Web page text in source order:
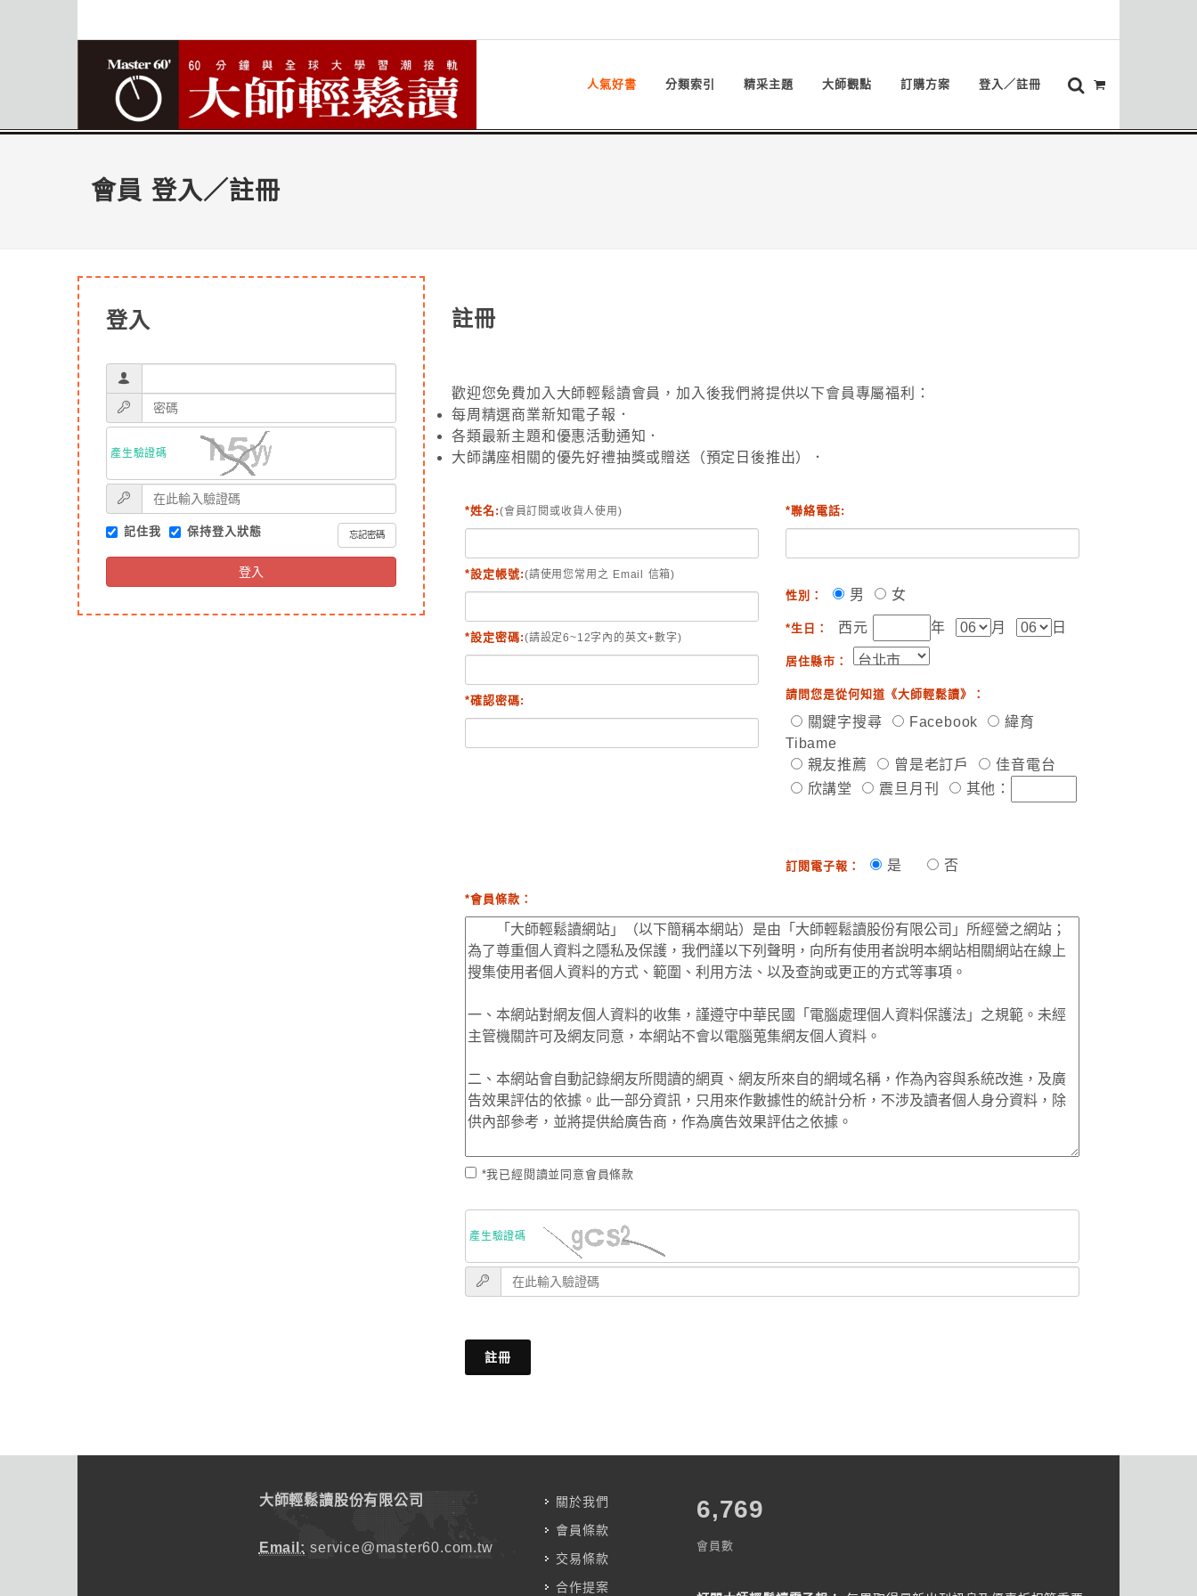
人氣好書 分類索引 精采主題 大師觀點 訂購方案 登入／註冊
會員 登入／註冊
登入
產生驗證碼
記住我 保持登入狀態 忘記密碼
登入
註冊
歡迎您免費加入大師輕鬆讀會員，加入後我們將提供以下會員專屬福利：
每周精選商業新知電子報．
各類最新主題和優惠活動通知．
大師講座相關的優先好禮抽獎或贈送（預定日後推出）．
*姓名:(會員訂閱或收貨人使用)
*設定帳號:(請使用您常用之 Email 信箱)
*設定密碼:(請設定6~12字內的英文+數字)
*確認密碼:
*聯絡電話:
性別： 男 女
*生日： 西元 年 月 日
居住縣市：
請問您是從何知道《大師輕鬆讀》：
關鍵字搜尋 Facebook
緯育
Tibame
親友推薦
曾是老訂戶
佳音電台
欣講堂
震旦月刊 其他：
訂閱電子報： 是 否
*會員條款：
*我已經閱讀並同意會員條款
產生驗證碼
註冊
大師輕鬆讀股份有限公司
Email: service@master60.com.tw
關於我們
會員條款
交易條款
合作提案
7,787
會員數